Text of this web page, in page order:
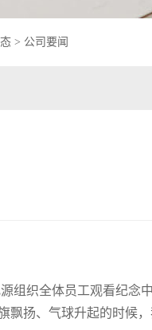
> 公司要闻
织全体员工观看纪念
扬、气球升起的时候，